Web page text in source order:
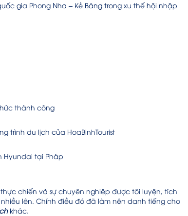
gia Phong Nha – Kẻ Bàng trong xu thế hội nhập
thành công
trình du lịch của HoaBinhTourist
Hyundai tại Pháp
chiến và sự chuyên nghiệp được tôi luyện, tích
lên. Chính điều đó đã làm nên danh tiếng cho
khác.